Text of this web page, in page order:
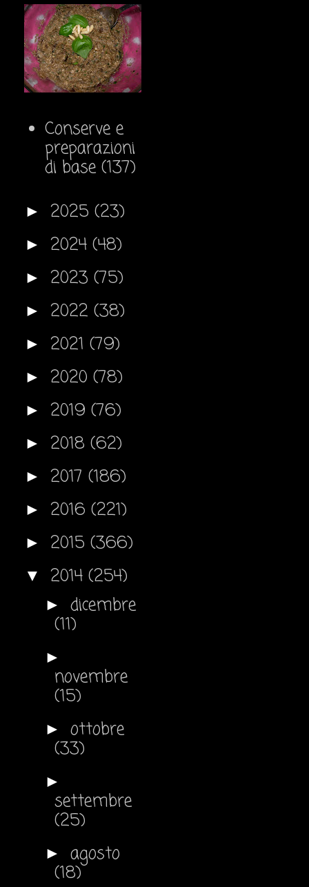
Conserve e
preparazioni
di base (137)
► 2025 (23)
► 2024 (48)
► 2023 (75)
► 2022 (38)
► 2021 (79)
► 2020 (78)
► 2019 (76)
► 2018 (62)
► 2017 (186)
► 2016 (221)
► 2015 (366)
▼ 2014 (254)
► dicembre
(11)
►
novembre
(15)
► ottobre
(33)
►
settembre
(25)
► agosto
(18)